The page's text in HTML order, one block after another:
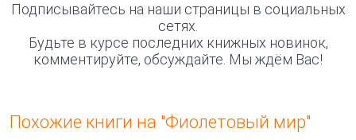
Подписывайтесь на наши страницы в социальных
сетях.
Будьте в курсе последних книжных новинок,
комментируйте, обсуждайте. Мы ждём Вас!
Похожие книги на "Фиолетовый мир"